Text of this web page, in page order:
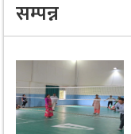
सम्पन्न